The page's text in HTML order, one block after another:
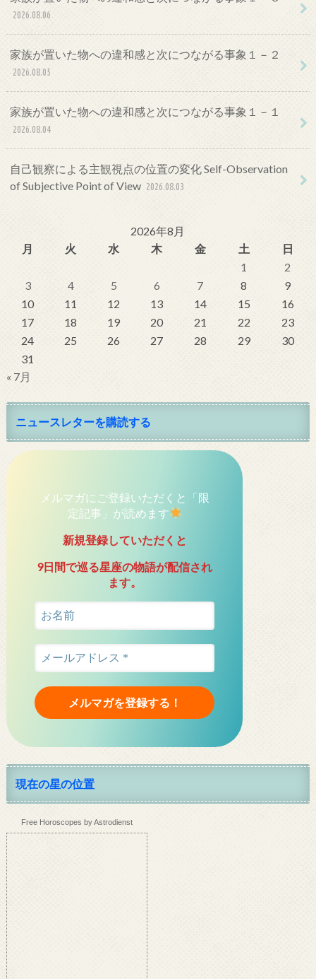
2026.08.06
家族が置いた物への違和感と次につながる事象１－２
2026.08.05
家族が置いた物への違和感と次につながる事象１－１
2026.08.04
自己観察による主観視点の位置の変化 Self-Observation
of Subjective Point of View 2026.08.03
2026年8月
月
火 水 木 金 土
日
1
2
3
4 5 6 7 8
9
10
11 12 13 14 15
16
17
18 19 20 21 22
23
24
25 26 27 28 29
30
31
« 7月
ニュースレターを購読する
メルマガにご登録いただくと「限
定記事」が読めます
新規登録していただくと
9日間で巡る星座の物語が配信され
ます。
現在の星の位置
Free Horoscopes by Astrodienst